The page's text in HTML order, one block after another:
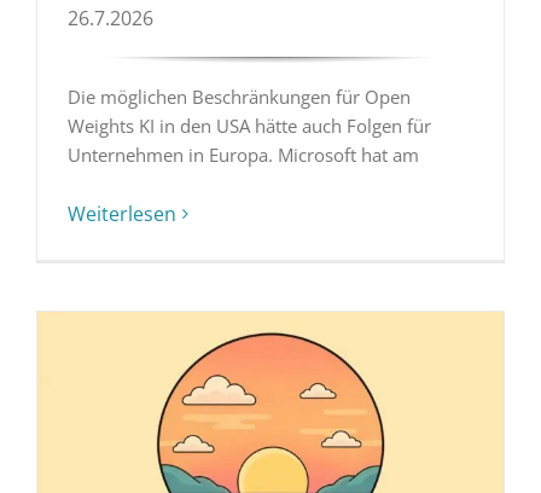
26.7.2026
Die möglichen Beschränkungen für Open
Weights KI in den USA hätte auch Folgen für
Unternehmen in Europa. Microsoft hat am
Weiterlesen